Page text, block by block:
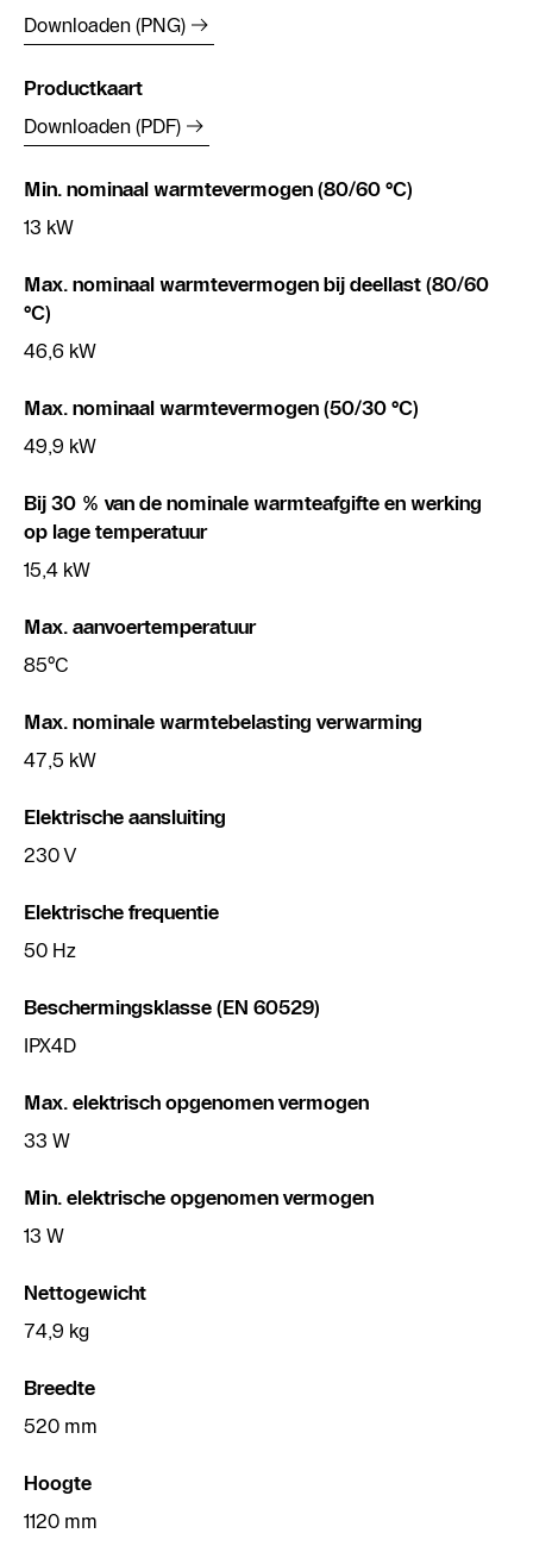
Downloaden (PNG)
Productkaart
Downloaden (PDF)
Min. nominaal warmtevermogen (80/60 °C)
13 kW
Max. nominaal warmtevermogen bij deellast (80/60
°C)
46,6 kW
Max. nominaal warmtevermogen (50/30 °C)
49,9 kW
Bij 30 % van de nominale warmteafgifte en werking
op lage temperatuur
15,4 kW
Max. aanvoertemperatuur
85°C
Max. nominale warmtebelasting verwarming
47,5 kW
Elektrische aansluiting
230 V
Elektrische frequentie
50 Hz
Beschermingsklasse (EN 60529)
IPX4D
Max. elektrisch opgenomen vermogen
33 W
Min. elektrische opgenomen vermogen
13 W
Nettogewicht
74,9 kg
Breedte
520 mm
Hoogte
1120 mm